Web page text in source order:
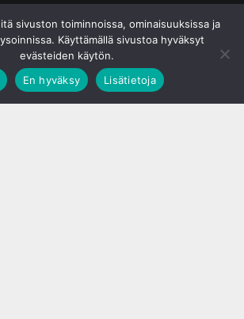
sivuston toiminnoissa, ominaisuuksissa ja
Käyttämällä sivustoa hyväksyt
evästeiden käytön.
En hyväksy Lisätietoja